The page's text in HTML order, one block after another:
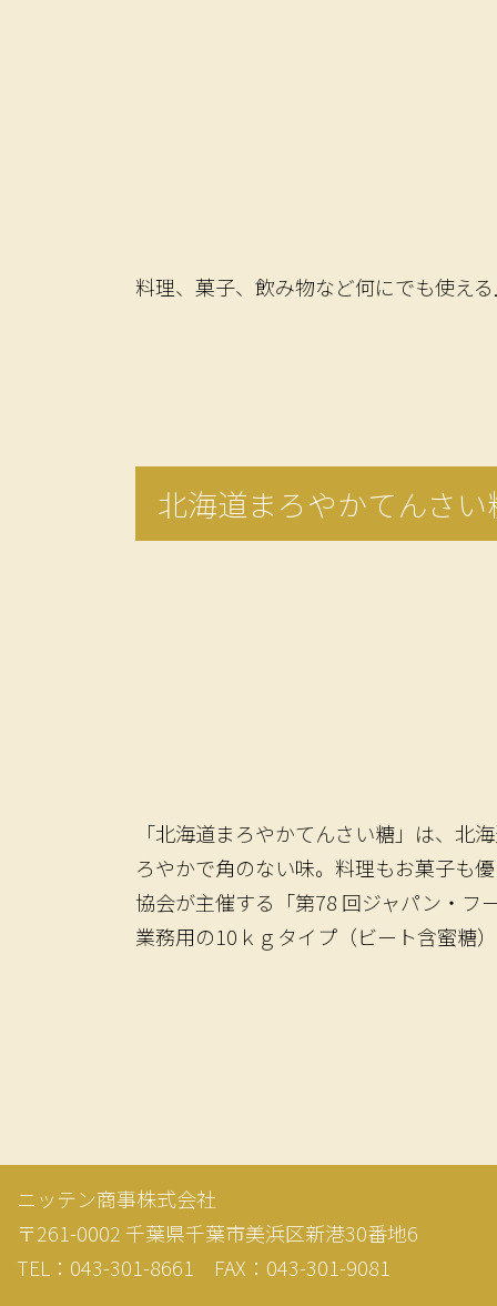
料理、菓子、飲み物など何にでも使え
北海道まろやかてんさい
「北海道まろやかてんさい糖」は、
ろやかで角のない味。料理もお菓子も
協会が主催する「第78 回ジャパン・フ
業務用の10ｋｇタイプ（ビート含蜜糖
ニッテン商事株式会社
〒261-0002 千葉県千葉市美浜区新港30番地6
TEL：043-301-8661
FAX：043-301-9081